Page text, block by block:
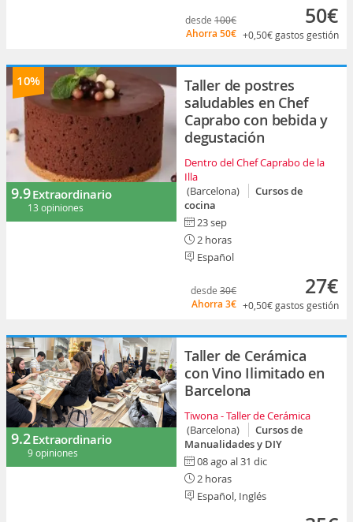
desde 100€
Ahorra 50€
50€
+0,50€gastos gestión
10%
9.9Extraordinario
13 opiniones
Taller de postres
saludables en Chef
Caprabo con bebida y
degustación
Dentro del Chef Caprabo de la
Illa
(Barcelona)
Cursos de
cocina
23 sep
2 horas
Español
desde 30€
Ahorra 3€
27€
+0,50€gastos gestión
9.2Extraordinario
9 opiniones
Taller de Cerámica
con Vino Ilimitado en
Barcelona
Tiwona - Taller de Cerámica
(Barcelona)
Cursos de
Manualidades y DIY
08 ago al 31 dic
2 horas
Español, Inglés